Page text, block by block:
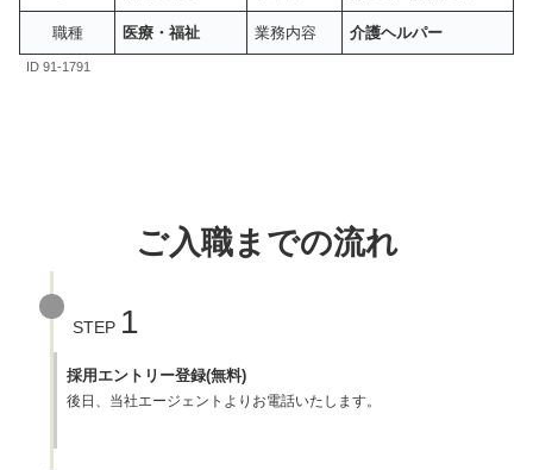
職種 医療・福祉 業務内容 介護ヘルパー
ID 91-1791
ご入職までの流れ
STEP 1
採用エントリー登録(無料)
後日、当社エージェントよりお電話いたします。